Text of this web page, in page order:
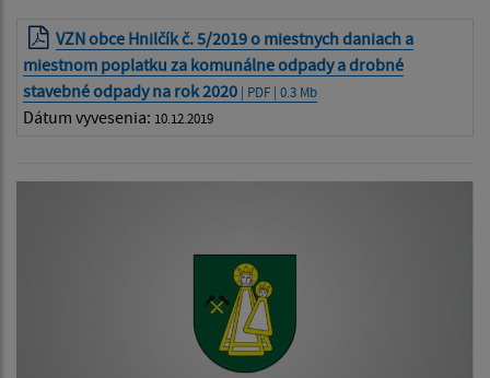
VZN obce Hnilčík č. 5/2019 o miestnych daniach a
miestnom poplatku za komunálne odpady a drobné
stavebné odpady na rok 2020 | PDF | 0.3 Mb
Dátum vyvesenia: 10.12.2019